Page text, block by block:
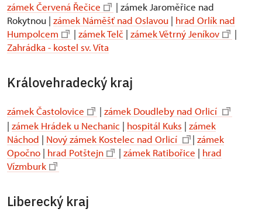
zámek Červená Řečice
| zámek Jaroměřice nad
Rokytnou | zámek Náměšť nad Oslavou | hrad Orlík nad
Humpolcem
| zámek Telč | zámek Větrný Jeníkov
|
Zahrádka - kostel sv. Víta
Královehradecký kraj
zámek Častolovice | zámek Doudleby nad Orlicí
| zámek Hrádek u Nechanic | hospitál Kuks | zámek
Náchod | Nový zámek Kostelec nad Orlicí | zámek
Opočno | hrad Potštejn | zámek Ratibořice | hrad
Vízmburk
Liberecký kraj